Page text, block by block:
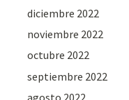
diciembre 2022
noviembre 2022
octubre 2022
septiembre 2022